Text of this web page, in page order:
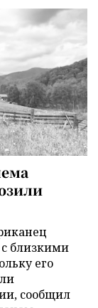
с близкими
его
сообщил